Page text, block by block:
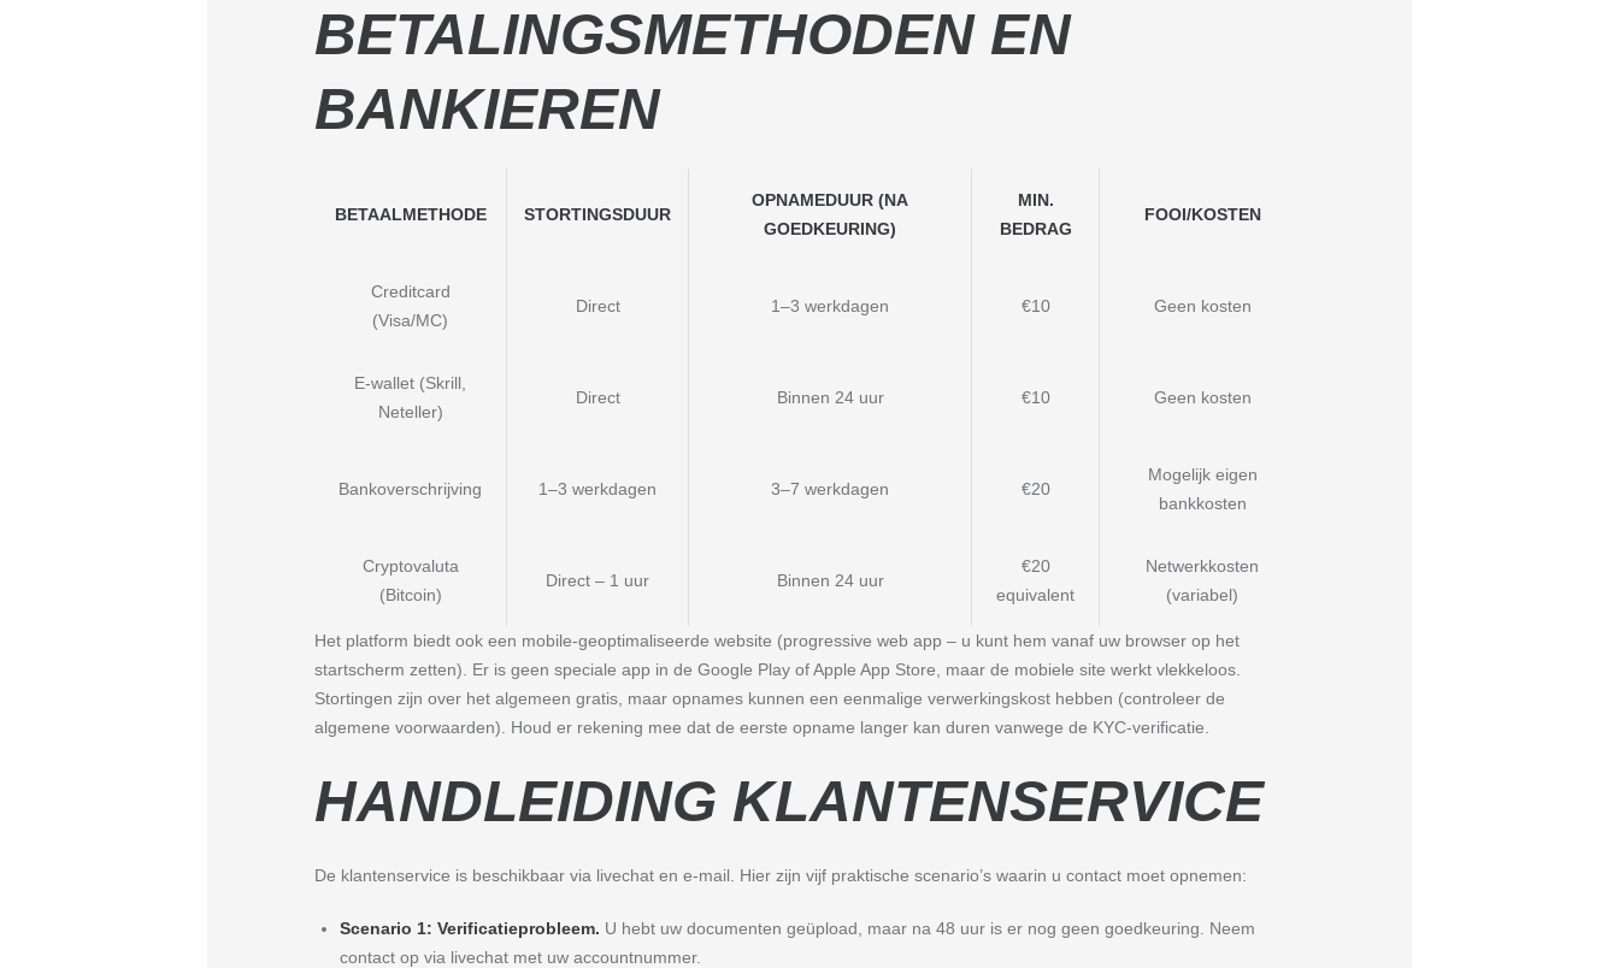
BETALINGSMETHODEN EN
BANKIEREN
BETAALMETHODE STORTINGSDUUR
OPNAMEDUUR (NA
GOEDKEURING)
MIN.
BEDRAG
FOOI/KOSTEN
Creditcard
(Visa/MC)
Direct 1–3 werkdagen €10 Geen kosten
E-wallet (Skrill,
Neteller)
Direct Binnen 24 uur €10 Geen kosten
Bankoverschrijving 1–3 werkdagen 3–7 werkdagen €20
Mogelijk eigen
bankkosten
Cryptovaluta
(Bitcoin)
Direct – 1 uur Binnen 24 uur
€20
equivalent
Netwerkkosten
(variabel)
Het platform biedt ook een mobile-geoptimaliseerde website (progressive web app – u kunt hem vanaf uw browser op het
startscherm zetten). Er is geen speciale app in de Google Play of Apple App Store, maar de mobiele site werkt vlekkeloos.
Stortingen zijn over het algemeen gratis, maar opnames kunnen een eenmalige verwerkingskost hebben (controleer de
algemene voorwaarden). Houd er rekening mee dat de eerste opname langer kan duren vanwege de KYC-verificatie.
HANDLEIDING KLANTENSERVICE
De klantenservice is beschikbaar via livechat en e-mail. Hier zijn vijf praktische scenario’s waarin u contact moet opnemen:
Scenario 1: Verificatieprobleem. U hebt uw documenten geüpload, maar na 48 uur is er nog geen goedkeuring. Neem
contact op via livechat met uw accountnummer.